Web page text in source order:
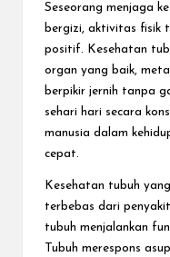
Seseorang menjaga
bergizi, aktivitas fisik
positif. Kesehatan
organ yang baik,
berpikir jernih tanpa
sehari hari secara
manusia dalam
cepat.
Kesehatan tubuh
terbebas dari
tubuh menjalankan
Tubuh merespons